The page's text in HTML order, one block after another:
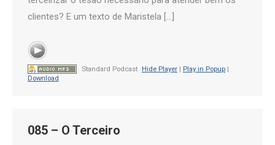
clientes? E um texto de Maristela […]
Standard Podcast Hide Player | Play in Popup |
Download
085 – O Terceiro